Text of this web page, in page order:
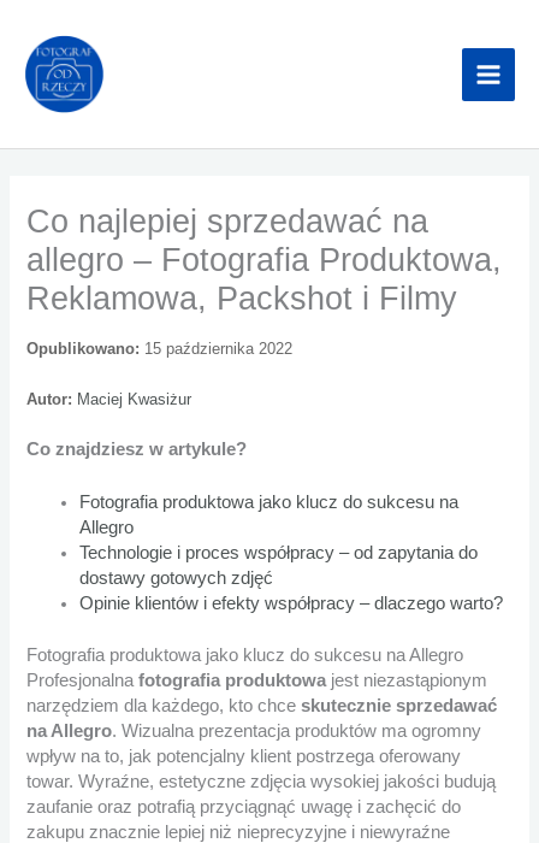
treści
Co najlepiej sprzedawać na
allegro – Fotografia Produktowa,
Reklamowa, Packshot i Filmy
Opublikowano: 15 października 2022
Autor: Maciej Kwasiżur
Co znajdziesz w artykule?
Fotografia produktowa jako klucz do sukcesu na
Allegro
Technologie i proces współpracy – od zapytania do
dostawy gotowych zdjęć
Opinie klientów i efekty współpracy – dlaczego warto?
Fotografia produktowa jako klucz do sukcesu na Allegro
Profesjonalnafotografia produktowa jest niezastąpionym
narzędziem dla każdego, kto chceskutecznie sprzedawać
na Allegro. Wizualna prezentacja produktów ma ogromny
wpływ na to, jak potencjalny klient postrzega oferowany
towar. Wyraźne, estetyczne zdjęcia wysokiej jakości budują
zaufanie oraz potrafią przyciągnąć uwagę i zachęcić do
zakupu znacznie lepiej niż nieprecyzyjne i niewyraźne